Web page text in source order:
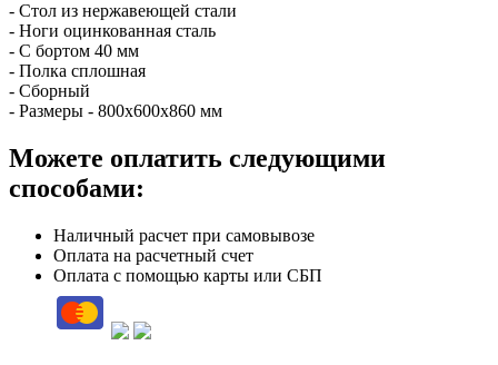
- Стол из нержавеющей стали
- Ноги оцинкованная сталь
- С бортом 40 мм
- Полка сплошная
- Сборный
- Размеры - 800х600х860 мм
Можете оплатить следующими
способами:
Наличный расчет при самовывозе
Оплата на расчетный счет
Оплата с помощью карты или СБП